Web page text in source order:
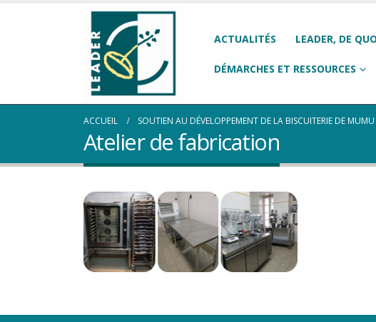
ACTUALITÉS LEADER, DE
DÉMARCHES ET RESSOURCES
ACCUEIL SOUTIEN AU DÉVELOPPEMENT DE LA BISCUITERIE DE
Atelier de fabrication